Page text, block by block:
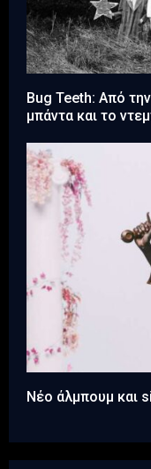
Bug Teeth: Από
μπάντα και το
Νέο άλμπουμ και